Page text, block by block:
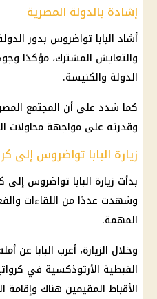
إشادة بالدولة المصرية
أشاد البابا تواضروس بدور
والتعايش المشترك، مؤكدًا
الدولة والكنيسة.
كما شدد على أن المجتمع
وقدرته على مواجهة محاولات
زيارة البابا تواضروس إلى
بدأت زيارة البابا تواضروس إلى
وشهدت عددًا من اللقاءات
المهمة.
وخلال الزيارة، أعرب البابا عن
القبطية الأرثوذكسية في
الأقباط المقيمين هناك وإقامة